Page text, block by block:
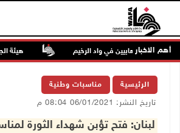
أهم الاخبار هيئة الجدار: الاحتلال
الرئيسية مناسبات وطنية
تاريخ النشر: 06/01/2021 08:04 م
لبنان: فتح تؤبن شهداء الثورة